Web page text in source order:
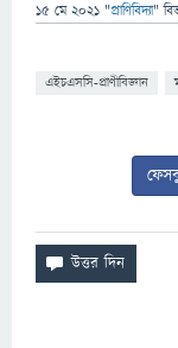
15 মে 2021 "প্রাণিবিদ্যা"
এইচএসসি-প্রাণীবিজ্ঞান